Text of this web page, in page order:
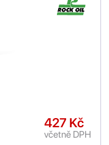
427 Kč
včetně DPH